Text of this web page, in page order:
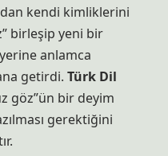
kendi kimliklerini
birleşip yeni bir
anlamca
getirdi. Türk Dil
göz”ün bir deyim
gerektiğini